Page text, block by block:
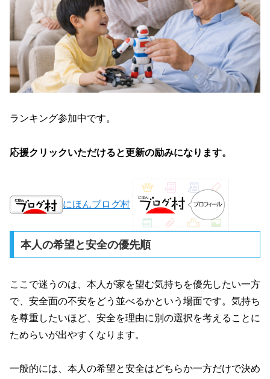
ランキング参加中です。
応援クリックいただけると更新の励みになります。
にほんブログ村
本人の希望と安全の優先順
ここで迷うのは、本人が家を望む気持ちを優先したい一方
で、安全面の不安をどう並べるかという場面です。気持ち
を尊重したいほど、安全を理由に別の選択を考えることに
ためらいが出やすくなります。
一般的には、本人の希望と安全はどちらか一方だけで決め